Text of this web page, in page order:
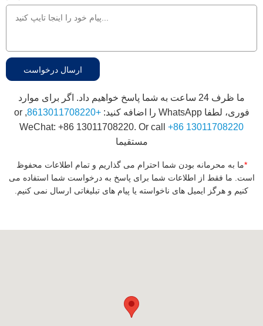
ما ظرف 24 ساعت به شما پاسخ خواهیم داد. اگر برای موارد
فوری، لطفا WhatsApp را اضافه کنید:
+8613011708220
, or
WeChat: +86 13011708220. Or call +86 13011708220
مستقیما
*ما به محرمانه بودن شما احترام می گذاریم و تمام اطلاعات محفوظ
است. ما فقط از اطلاعات شما برای پاسخ به درخواست شما استفاده می
کنیم و هرگز ایمیل های ناخواسته یا پیام های تبلیغاتی ارسال نمی کنیم.